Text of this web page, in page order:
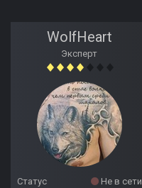
WolfHeart
Эксперт
Статус
Не в сети